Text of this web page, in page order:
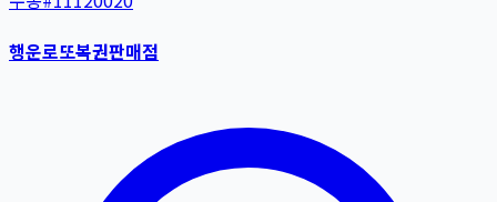
행운로또복권판매점